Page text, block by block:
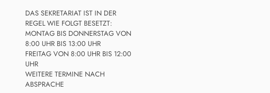
DAS SEKRETARIAT IST IN DER
REGEL WIE FOLGT BESETZT:
MONTAG BIS DONNERSTAG VON
8:00 UHR BIS 13:00 UHR
FREITAG VON 8:00 UHR BIS 12:00
UHR
WEITERE TERMINE NACH
ABSPRACHE